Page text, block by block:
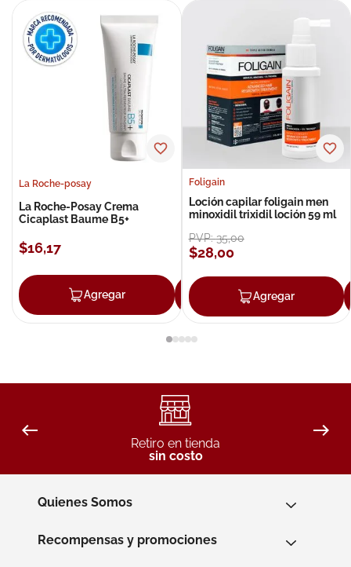
La Roche-posay
La Roche-Posay Crema
Cicaplast Baume B5+
$16,17
Agregar Agregar
Foligain
Loción capilar foligain men
minoxidil trixidil loción 59 ml
PVP:35,00
$28,00
Agregar
Retiro en tienda
sin costo
Quienes Somos
Recompensas y promociones